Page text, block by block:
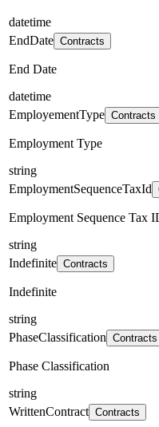
datetime
EndDate Contracts
End Date
datetime
EmployementType Contracts
Employment Type
string
EmploymentSequenceTaxId
Employment Sequence Tax
string
Indefinite Contracts
Indefinite
string
PhaseClassification Contracts
Phase Classification
string
WrittenContract Contracts